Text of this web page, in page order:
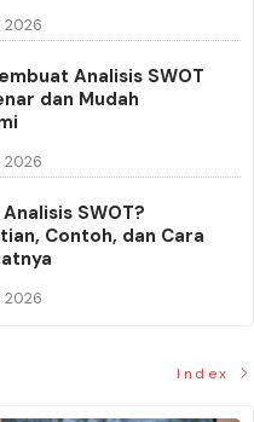
2026
Analisis SWOT
dan Mudah
2026
SWOT?
Contoh, dan Cara
2026
Index